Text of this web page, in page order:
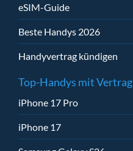
eSIM-Guide
Beste Handys 2026
Handyvertrag kündigen
Top-Handys mit Vertrag
iPhone 17 Pro
iPhone 17